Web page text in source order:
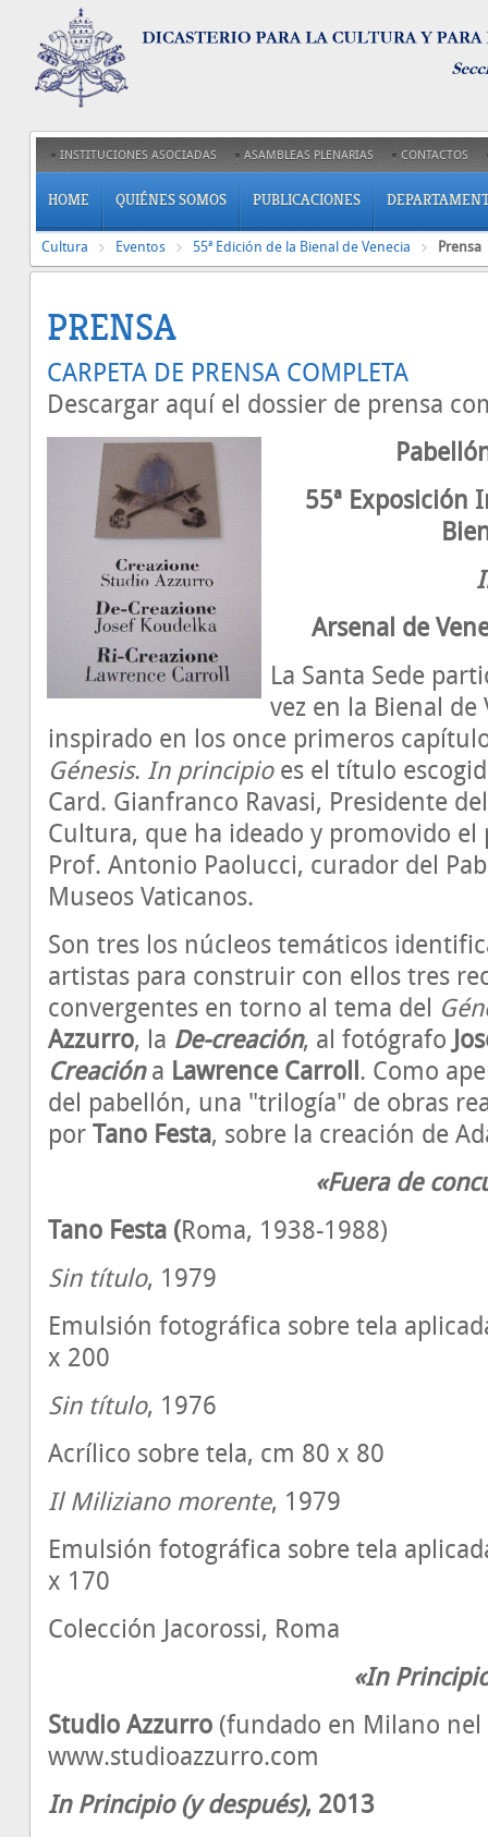
INSTITUCIONES ASOCIADAS ASAMBLEAS PLENARIAS CONTACTOS
HOME QUIÉNES SOMOS PUBLICACIONES
Cultura Eventos 55ª Edición de la Bienal de Venecia Prensa
PRENSA
CARPETA DE PRENSA COMPLETA
Descargar aquí el dossier de prensa
55ª Exposición
Arsenal de
La Santa Sede
vez en la Bienal
inspirado en los once primeros
Génesis. In principio es el título
Card. Gianfranco Ravasi, Presidente
Cultura, que ha ideado y promovido
Prof. Antonio Paolucci, curador del
Museos Vaticanos.
Son tres los núcleos temáticos
artistas para construir con ellos tres
convergentes en torno al tema del
Azzurro, la De-creación, al fotógrafo
Creacióna Lawrence Carroll . Como
del pabellón, una "trilogía" de obras
por Tano Festa, sobre la creación de
«Fuera de
Tano Festa (Roma, 1938-1988)
Sin título, 1979
Emulsión fotográfica sobre tela
x 200
Sin título, 1976
Acrílico sobre tela, cm 80 x 80
Il Miliziano morente, 1979
Emulsión fotográfica sobre tela
x 170
Colección Jacorossi, Roma
«In
Studio Azzurro (fundado en Milano nel
www.studioazzurro.com
In Principio (y después), 2013